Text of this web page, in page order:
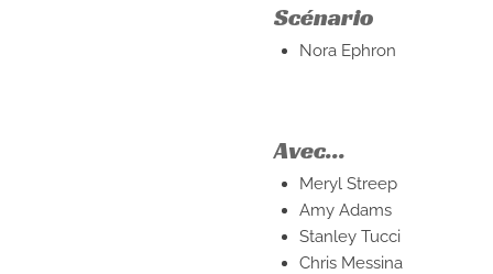
Scénario
Nora Ephron
Avec...
Meryl Streep
Amy Adams
Stanley Tucci
Chris Messina